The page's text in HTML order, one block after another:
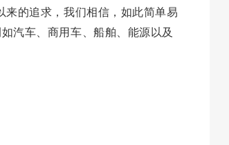
来的追求，我们相信，如此简单易
汽车、商用车、船舶、能源以及